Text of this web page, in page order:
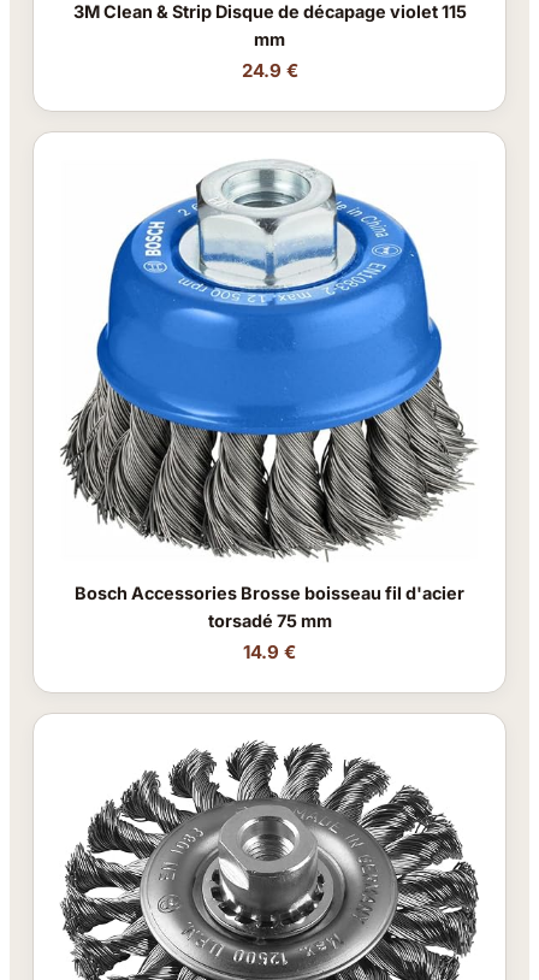
3M Clean & Strip Disque de décapage violet 115
mm
24.9 €
Bosch Accessories Brosse boisseau fil d'acier
torsadé 75 mm
14.9 €